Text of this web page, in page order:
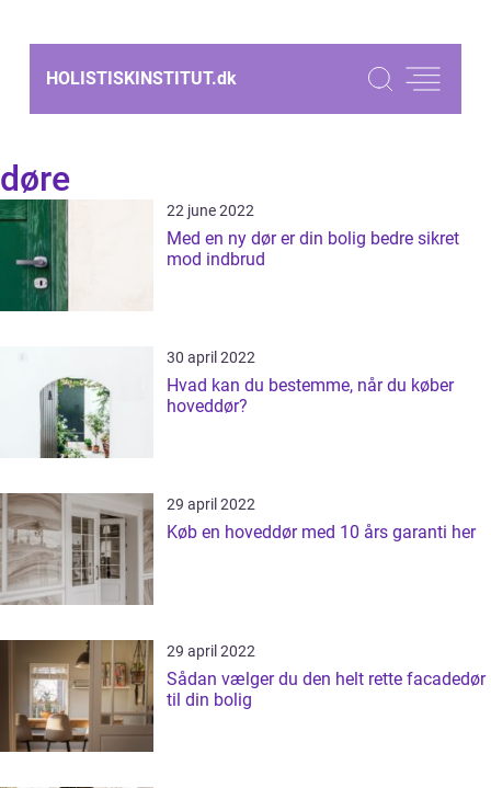
HOLISTISKINSTITUT.dk
døre
22 june 2022
Med en ny dør er din bolig bedre sikret
mod indbrud
30 april 2022
Hvad kan du bestemme, når du køber
hoveddør?
29 april 2022
Køb en hoveddør med 10 års garanti her
29 april 2022
Sådan vælger du den helt rette facadedør
til din bolig